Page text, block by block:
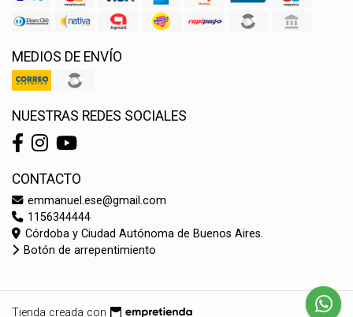
MEDIOS DE ENVÍO
NUESTRAS REDES SOCIALES
CONTACTO
emmanuel.ese@gmail.com
1156344444
Córdoba y Ciudad Autónoma de Buenos Aires.
Botón de arrepentimiento
Tienda creada con